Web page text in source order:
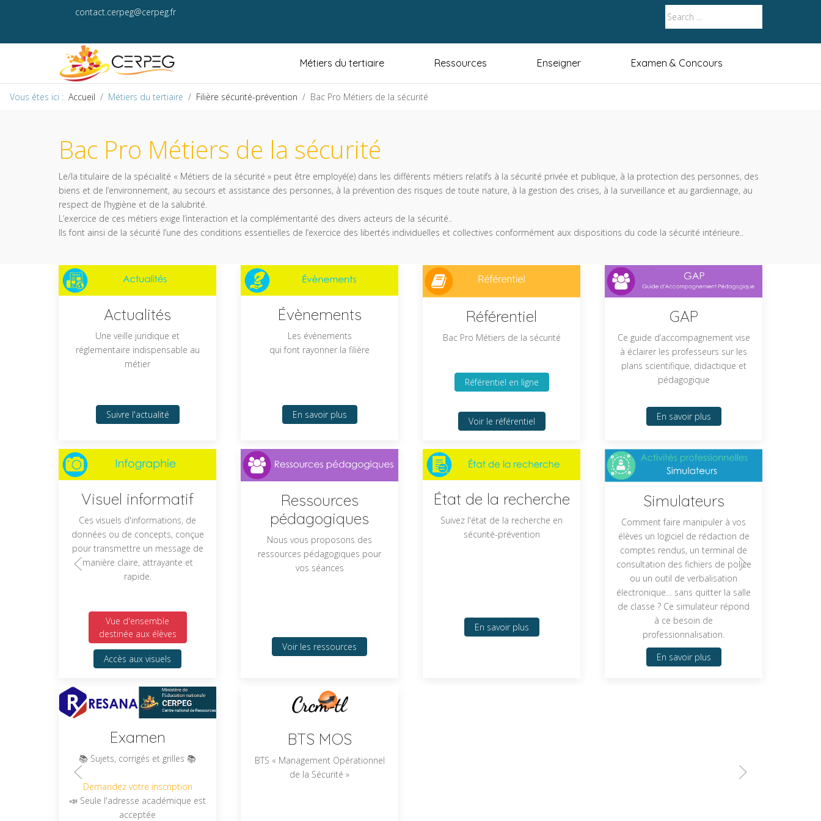
contact.cerpeg@cerpeg.fr
Métiers du tertiaire Ressources Enseigner Examen & Concours
Vous êtes ici : Accueil Métiers du tertiaire Filière sécurité-prévention Bac Pro Métiers de la sécurité
Bac Pro Métiers de la sécurité
Le/la titulaire de la spécialité « Métiers de la sécurité » peut être employé(e) dans les différents métiers relatifs à la sécurité privée et publique, à la protection des personnes, des
biens et de l’environnement, au secours et assistance des personnes, à la prévention des risques de toute nature, à la gestion des crises, à la surveillance et au gardiennage, au
respect de l’hygiène et de la salubrité.
L’exercice de ces métiers exige l’interaction et la complémentarité des divers acteurs de la sécurité..
Ils font ainsi de la sécurité l’une des conditions essentielles de l’exercice des libertés individuelles et collectives conformément aux dispositions du code la sécurité intérieure..
Actualités
Une veille juridique et
réglementaire indispensable au
métier
Suivre l'actualité
Évènements
Les évènements
qui font rayonner la filière
En savoir plus
Référentiel
Bac Pro Métiers de la sécurité
Référentiel en ligne
Voir le référentiel
GAP
Ce guide d’accompagnement vise
à éclairer les professeurs sur les
plans scientifique, didactique et
pédagogique
En savoir plus
Visuel informatif
Ces visuels d'informations, de
données ou de concepts, conçue
pour transmettre un message de
manière claire, attrayante et
rapide.
Vue d'ensemble
destinée aux élèves
Accès aux visuels
Ressources
pédagogiques
Nous vous proposons des
ressources pédagogiques pour
vos séances
Voir les ressources
État de la recherche
Suivez l'état de la recherche en
sécurité-prévention
En savoir plus
Simulateurs
Comment faire manipuler à vos
élèves un logiciel de rédaction de
comptes rendus, un terminal de
consultation des fichiers de police
ou un outil de verbalisation
électronique… sans quitter la salle
de classe ? Ce simulateur répond
à ce besoin de
professionnalisation.
En savoir plus
Examen
📚 Sujets, corrigés et grilles 📚
Demandez votre inscription
📣 Seule l'adresse académique est
acceptée
BTS MOS
BTS « Management Opérationnel
de la Sécurité »